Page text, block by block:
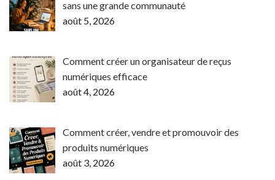
sans une grande communauté
août 5, 2026
Comment créer un organisateur de reçus
numériques efficace
août 4, 2026
Comment créer, vendre et promouvoir des
produits numériques
août 3, 2026